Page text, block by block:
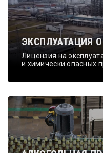
ЭКСПЛУАТАЦИЯ
Лицензия на
и химически опасных